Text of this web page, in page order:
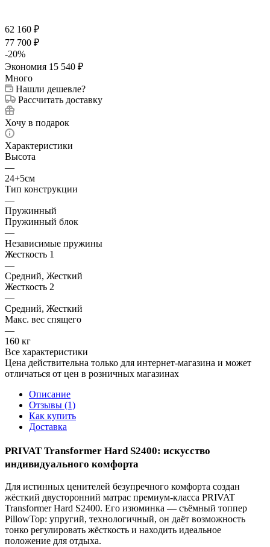
62 160 ₽
77 700 ₽
-20%
Экономия 15 540 ₽
Много
Нашли дешевле?
Рассчитать доставку
Хочу в подарок
Характеристики
Высота
—
24+5см
Тип конструкции
—
Пружинный
Пружинный блок
—
Независимые пружины
Жесткость 1
—
Средний, Жесткий
Жесткость 2
—
Средний, Жесткий
Макс. вес спящего
—
160 кг
Все характеристики
Цена действительна только для интернет-магазина и может
отличаться от цен в розничных магазинах
Описание
Отзывы (1)
Как купить
Доставка
PRIVAT Transformer Hard S2400: искусство
индивидуального комфорта
Для истинных ценителей безупречного комфорта создан
жёсткий двусторонний матрас премиум‑класса PRIVAT
Transformer Hard S2400. Его изюминка — съёмный топпер
PillowTop: упругий, технологичный, он даёт возможность
тонко регулировать жёсткость и находить идеальное
положение для отдыха.